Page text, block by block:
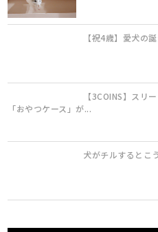
【祝4歳】愛犬の
【3COINS】スリ
「おやつケース」が
犬がチルするとこ